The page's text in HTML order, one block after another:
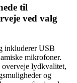
til
ved valg
inkluderer USB
mikrofoner.
lydkvalitet,
og